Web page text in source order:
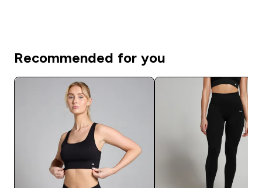
Recommended for you